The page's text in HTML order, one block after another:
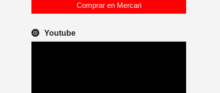
Comprar en Mercari
Youtube